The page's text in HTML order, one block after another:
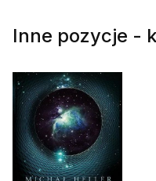
Inne pozycje -